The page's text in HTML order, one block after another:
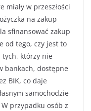
w przeszłości
na zakup
sfinansować zakup
od tego, czy jest to
tych, którzy nie
bankach, dostępne
BIK, co daje
samochodzie
przypadku osób z